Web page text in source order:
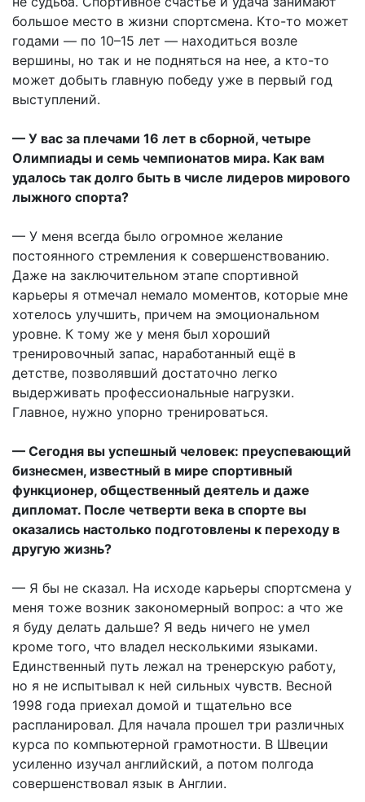
большое место в жизни спортсмена. Кто-то может
годами — по 10–15 лет — находиться возле
вершины, но так и не подняться на нее, а кто-то
может добыть главную победу уже в первый год
выступлений.
— У вас за плечами 16 лет в сборной, четыре
Олимпиады и семь чемпионатов мира. Как вам
удалось так долго быть в числе лидеров мирового
лыжного спорта?
— У меня всегда было огромное желание
постоянного стремления к совершенствованию.
Даже на заключительном этапе спортивной
карьеры я отмечал немало моментов, которые мне
хотелось улучшить, причем на эмоциональном
уровне. К тому же у меня был хороший
тренировочный запас, наработанный ещё в
детстве, позволявший достаточно легко
выдерживать профессиональные нагрузки.
Главное, нужно упорно тренироваться.
— Сегодня вы успешный человек: преуспевающий
бизнесмен, известный в мире спортивный
функционер, общественный деятель и даже
дипломат. После четверти века в спорте вы
оказались настолько подготовлены к переходу в
другую жизнь?
— Я бы не сказал. На исходе карьеры спортсмена у
меня тоже возник закономерный вопрос: а что же
я буду делать дальше? Я ведь ничего не умел
кроме того, что владел несколькими языками.
Единственный путь лежал на тренерскую работу,
но я не испытывал к ней сильных чувств. Весной
1998 года приехал домой и тщательно все
распланировал. Для начала прошел три различных
курса по компьютерной грамотности. В Швеции
усиленно изучал английский, а потом полгода
совершенствовал язык в Англии.